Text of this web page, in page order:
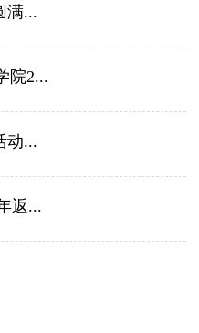
满...
院2...
动...
返...